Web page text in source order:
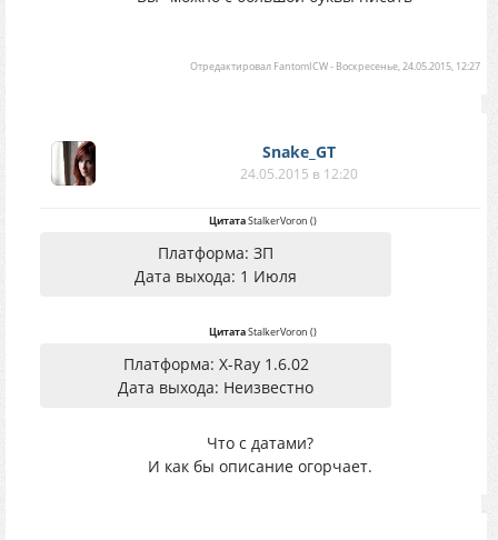
Отредактировал FantomICW- Воскресенье, 24.05.2015, 12:27
Snake_GT
24.05.2015 в 12:20
ЦитатаStalkerVoron ()
Платформа: ЗП
Дата выхода: 1 Июля
ЦитатаStalkerVoron ()
Платформа: X-Ray 1.6.02
Дата выхода: Неизвестно
Что с датами?
И как бы описание огорчает.